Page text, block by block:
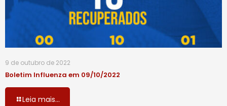
9 de outubro de 2022
Boletim Influenza em 09/10/2022
Leia mais...